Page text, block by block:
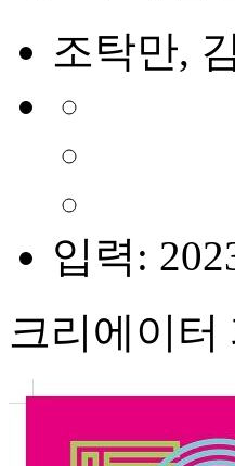
조탁만,
입력:
크리에이터